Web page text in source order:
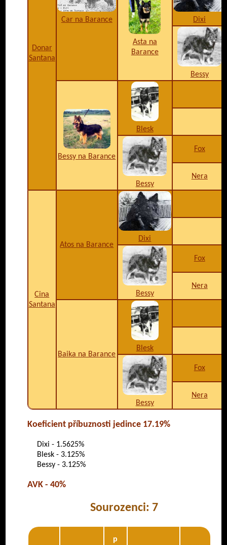
Donar
Santana
Car na Barance
Asta na
Barance
Dixi
Bessy
Bessy na Barance
Blesk
Bessy
Fox
Nera
Cina
Santana
Atos na Barance
Dixi
Bessy
Fox
Nera
Baika na Barance
Blesk
Bessy
Fox
Nera
Koeficient příbuznosti jedince 17.19%
Dixi - 1.5625%
Blesk - 3.125%
Bessy - 3.125%
AVK - 40%
Sourozenci: 7
p